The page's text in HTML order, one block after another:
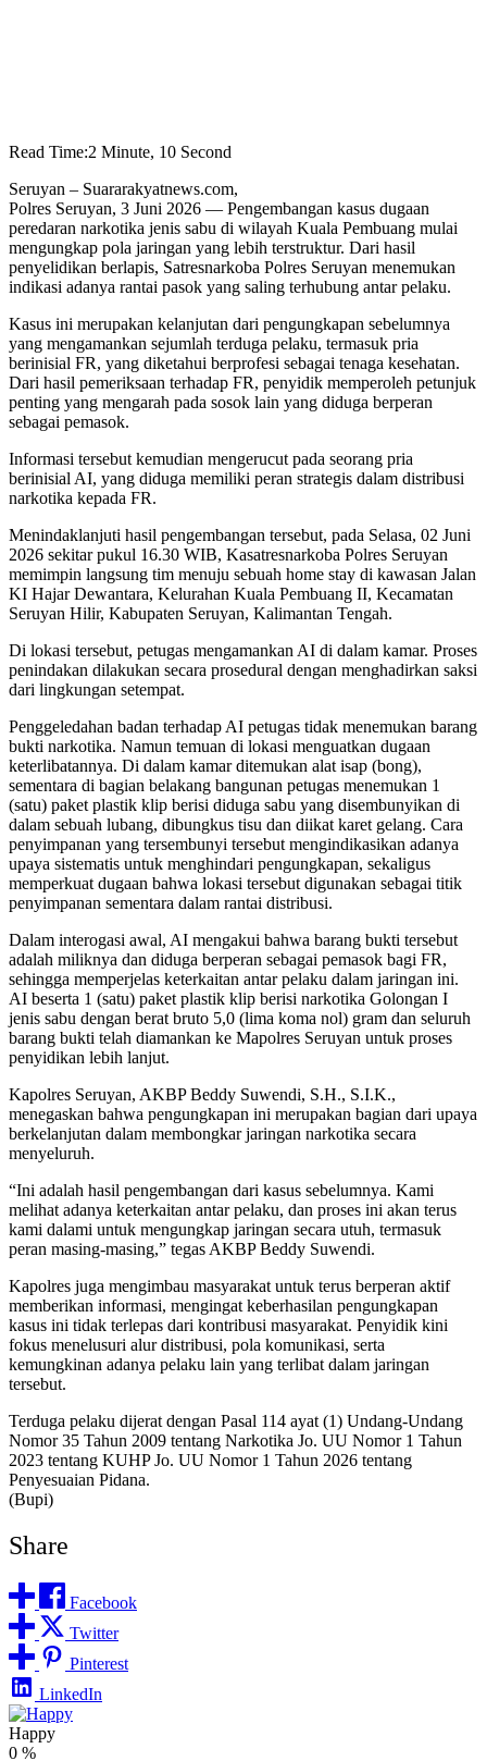
Read Time:2 Minute, 10 Second
Seruyan – Suararakyatnews.com,
Polres Seruyan, 3 Juni 2026 — Pengembangan kasus dugaan
peredaran narkotika jenis sabu di wilayah Kuala Pembuang mulai
mengungkap pola jaringan yang lebih terstruktur. Dari hasil
penyelidikan berlapis, Satresnarkoba Polres Seruyan menemukan
indikasi adanya rantai pasok yang saling terhubung antar pelaku.
Kasus ini merupakan kelanjutan dari pengungkapan sebelumnya
yang mengamankan sejumlah terduga pelaku, termasuk pria
berinisial FR, yang diketahui berprofesi sebagai tenaga kesehatan.
Dari hasil pemeriksaan terhadap FR, penyidik memperoleh petunjuk
penting yang mengarah pada sosok lain yang diduga berperan
sebagai pemasok.
Informasi tersebut kemudian mengerucut pada seorang pria
berinisial AI, yang diduga memiliki peran strategis dalam distribusi
narkotika kepada FR.
Menindaklanjuti hasil pengembangan tersebut, pada Selasa, 02 Juni
2026 sekitar pukul 16.30 WIB, Kasatresnarkoba Polres Seruyan
memimpin langsung tim menuju sebuah home stay di kawasan Jalan
KI Hajar Dewantara, Kelurahan Kuala Pembuang II, Kecamatan
Seruyan Hilir, Kabupaten Seruyan, Kalimantan Tengah.
Di lokasi tersebut, petugas mengamankan AI di dalam kamar. Proses
penindakan dilakukan secara prosedural dengan menghadirkan saksi
dari lingkungan setempat.
Penggeledahan badan terhadap AI petugas tidak menemukan barang
bukti narkotika. Namun temuan di lokasi menguatkan dugaan
keterlibatannya. Di dalam kamar ditemukan alat isap (bong),
sementara di bagian belakang bangunan petugas menemukan 1
(satu) paket plastik klip berisi diduga sabu yang disembunyikan di
dalam sebuah lubang, dibungkus tisu dan diikat karet gelang. Cara
penyimpanan yang tersembunyi tersebut mengindikasikan adanya
upaya sistematis untuk menghindari pengungkapan, sekaligus
memperkuat dugaan bahwa lokasi tersebut digunakan sebagai titik
penyimpanan sementara dalam rantai distribusi.
Dalam interogasi awal, AI mengakui bahwa barang bukti tersebut
adalah miliknya dan diduga berperan sebagai pemasok bagi FR,
sehingga memperjelas keterkaitan antar pelaku dalam jaringan ini.
AI beserta 1 (satu) paket plastik klip berisi narkotika Golongan I
jenis sabu dengan berat bruto 5,0 (lima koma nol) gram dan seluruh
barang bukti telah diamankan ke Mapolres Seruyan untuk proses
penyidikan lebih lanjut.
Kapolres Seruyan, AKBP Beddy Suwendi, S.H., S.I.K.,
menegaskan bahwa pengungkapan ini merupakan bagian dari upaya
berkelanjutan dalam membongkar jaringan narkotika secara
menyeluruh.
“Ini adalah hasil pengembangan dari kasus sebelumnya. Kami
melihat adanya keterkaitan antar pelaku, dan proses ini akan terus
kami dalami untuk mengungkap jaringan secara utuh, termasuk
peran masing-masing,” tegas AKBP Beddy Suwendi.
Kapolres juga mengimbau masyarakat untuk terus berperan aktif
memberikan informasi, mengingat keberhasilan pengungkapan
kasus ini tidak terlepas dari kontribusi masyarakat. Penyidik kini
fokus menelusuri alur distribusi, pola komunikasi, serta
kemungkinan adanya pelaku lain yang terlibat dalam jaringan
tersebut.
Terduga pelaku dijerat dengan Pasal 114 ayat (1) Undang-Undang
Nomor 35 Tahun 2009 tentang Narkotika Jo. UU Nomor 1 Tahun
2023 tentang KUHP Jo. UU Nomor 1 Tahun 2026 tentang
Penyesuaian Pidana.
(Bupi)
Share
Facebook
Twitter
Pinterest
LinkedIn
Happy
0 %